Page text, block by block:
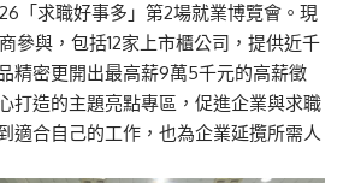
「求職好事多」第2場就業博覽會。現
參與，包括12家上市櫃公司，提供近千
精密更開出最高薪9萬5千元的高薪徵
打造的主題亮點專區，促進企業與求職
適合自己的工作，也為企業延攬所需人